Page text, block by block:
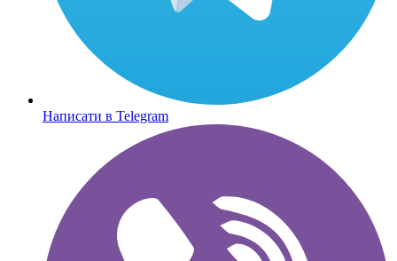
Написати в Telegram